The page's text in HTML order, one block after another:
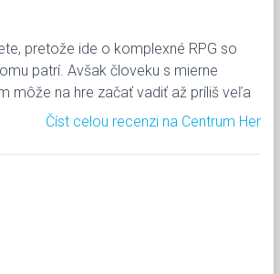
pretože ide o komplexné RPG so
patrí. Avšak človeku s mierne
môže na hre začať vadiť až príliš veľa
Číst celou recenzi na Centrum Her